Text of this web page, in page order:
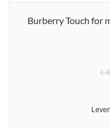
Burberry Touch for
€